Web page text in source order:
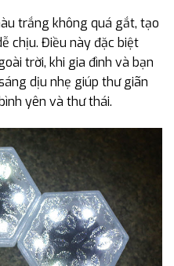
trắng không quá gắt, tạo
chịu. Điều này đặc biệt
trời, khi gia đình và bạn
dịu nhẹ giúp thư giãn
yên và thư thái.